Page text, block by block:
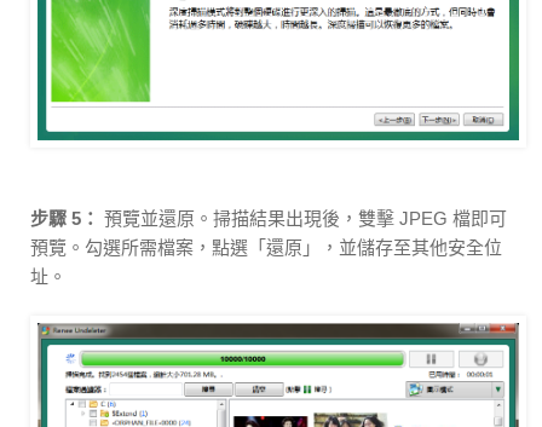
步驟 5： 預覽並還原。掃描結果出現後，雙擊 JPEG 檔即可
預覽。勾選所需檔案，點選「還原」，並儲存至其他安全位
址。